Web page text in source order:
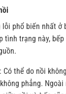
phổ biến nhất ở
tình trạng này,
Có thể do nồi
phẳng.